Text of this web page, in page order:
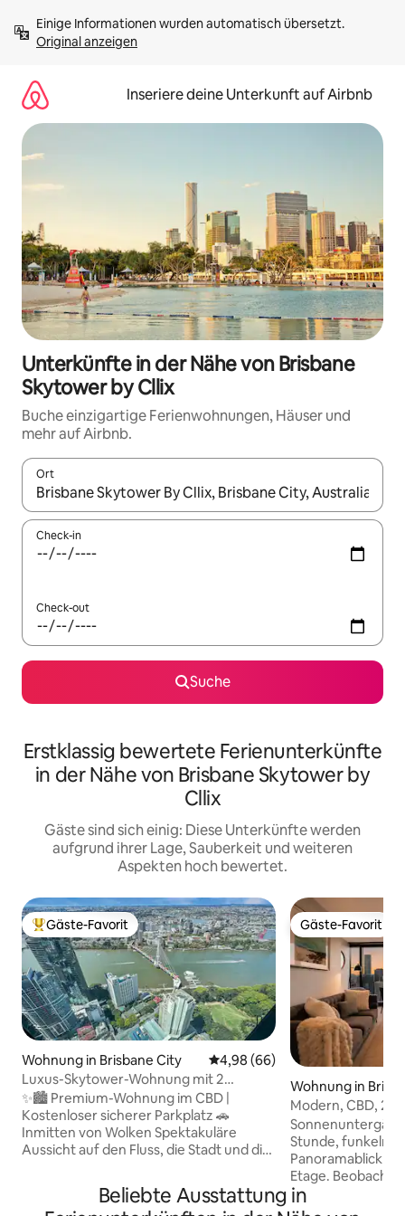
Inhalten
springenOriginal anzeigen
Inseriere deine Unterkunft auf Airbnb
Unterkünfte in der Nähe von Brisbane
Skytower by Cllix
Buche einzigartige Ferienwohnungen, Häuser und
mehr auf Airbnb.
Ort
Wenn Ergebnisse verfügbar sind, navigiere mit den
Check-in
Check-out
Suche
Erstklassig bewertete Ferienunterkünfte
in der Nähe von Brisbane Skytower by
Cllix
Gäste sind sich einig: Diese Unterkünfte werden
aufgrund ihrer Lage, Sauberkeit und weiteren
Aspekten hoch bewertet.
Beliebter Gäste-Favorit.
Gäste-Favorit
Wohnung in Brisbane City Durchschnittliche Bewertung:
4,98 (66)
Luxus-Skytower-Wohnung mit 2
Schlafzimmern und Blick auf den Fluss |
Parkplatz, Platz für 5 Personen
✨🏙️ Premium-Wohnung im CBD |
Kostenloser sicherer Parkplatz 🚗
Inmitten von Wolken Spektakuläre
Aussicht auf den Fluss, die Stadt und die
Rückzugsort in einem Hochhaus aus 🛏
Schlafplätze für 5 Personen | 1 x
Gäste-Favorit
Gäste-Favorit
Wohnung in
Modern, CBD, 2
kostenlose
Stunde,
Panoramablick
Etage. Beobachte von diesem luxuriösen
Hochhaus-
Brisbanes
Beliebte Ausstattung in